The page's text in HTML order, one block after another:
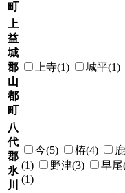
町
上
益
城
郡
山
都
町
上寺(1) 城平(1)
八
代
郡
氷
川
今(5) 栫(4)
(1)
野津(3) 早尾
(1)